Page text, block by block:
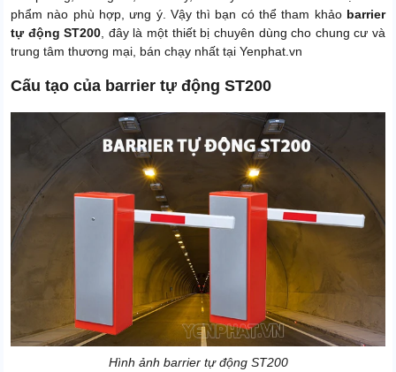
phẩm nào phù hợp, ưng ý. Vậy thì bạn có thể tham khảo barrier
tự động ST200 , đây là một thiết bị chuyên dùng cho chung cư và
trung tâm thương mại, bán chạy nhất tại Yenphat.vn
Cấu tạo của barrier tự động ST200
Hình ảnh barrier tự động ST200